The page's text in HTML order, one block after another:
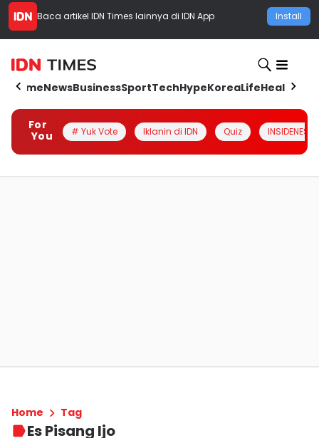
Baca artikel IDN Times lainnya di IDN App Install
HomeNewsBusinessSportTechHypeKoreaLifeHealth
For
You
# Yuk Vote Iklanin di IDN Quiz INSIDENESIA
Home Tag
Es Pisang Ijo